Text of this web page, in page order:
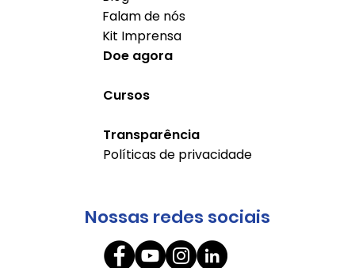
Nossas redes sociais
Falam de nós
Kit Imprensa
Doe agora
Cursos
Transparência
Políticas de privacidade